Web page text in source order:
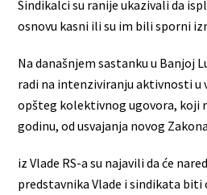
Sindikalci su ranije ukazivali da
osnovu kasni ili su im bili sporni
Na današnjem sastanku u Banjoj
radi na intenziviranju aktivnosti u
opšteg kolektivnog ugovora, koji
godinu, od usvajanja novog
iz Vlade RS-a su najavili da će
predstavnika Vlade i sindikata